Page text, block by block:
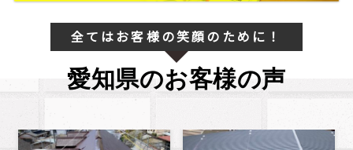
全てはお客様の笑顔のために！
愛知県のお客様の声